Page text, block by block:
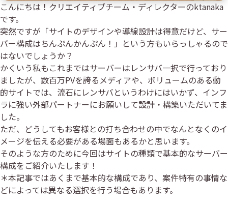
こんにちは！クリエイティブチーム・ディレクターのktanaka
です。
突然ですが「サイトのデザインや導線設計は得意だけど、サー
バー構成はちんぷんかんぷん！」という方もいらっしゃるので
はないでしょうか？
かくいう私もこれまではサーバーはレンサバ一択で行っており
ましたが、数百万PVを誇るメディアや、ボリュームのある動
的サイトでは、流石にレンサバというわけにはいかず、インフ
ラに強い外部パートナーにお願いして設計・構築いただいてま
した。
ただ、どうしてもお客様との打ち合わせの中でなんとなくのイ
メージを伝える必要がある場面もあるかと思います。
そのような方のために今回はサイトの種類で基本的なサーバー
構成をご紹介いたします！
＊本記事ではあくまで基本的な構成であり、案件特有の事情な
どによっては異なる選択を行う場合もあります。